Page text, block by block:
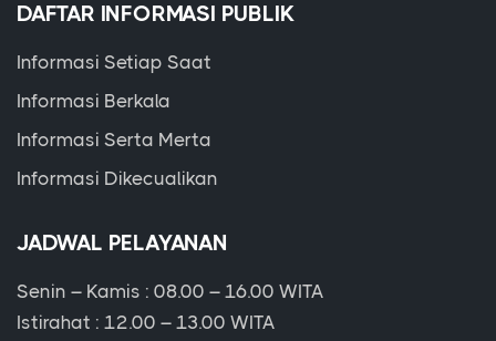
DAFTAR INFORMASI PUBLIK
Informasi Setiap Saat
Informasi Berkala
Informasi Serta Merta
Informasi Dikecualikan
JADWAL PELAYANAN
Senin – Kamis : 08.00 – 16.00 WITA
Istirahat : 12.00 – 13.00 WITA